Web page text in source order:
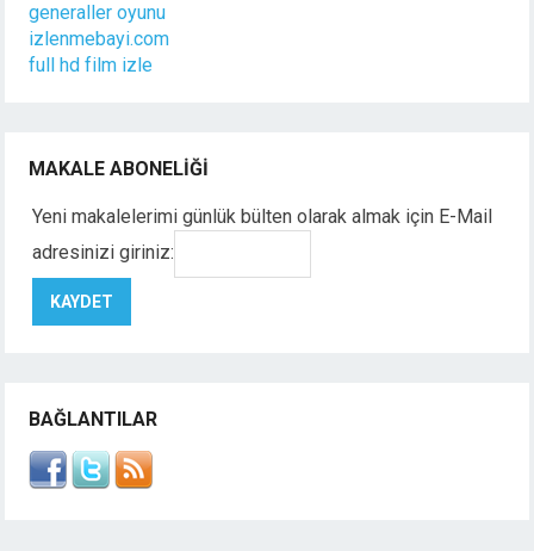
generaller oyunu
izlenmebayi.com
full hd film izle
MAKALE ABONELIĞI
Yeni makalelerimi günlük bülten olarak almak için E-Mail
adresinizi giriniz:
BAĞLANTILAR